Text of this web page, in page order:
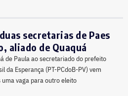
secretarias de Paes
aliado de Quaquá
de Paula ao secretariado do prefeito
da Esperança (PT-PCdoB-PV) vem
vaga para outro eleito